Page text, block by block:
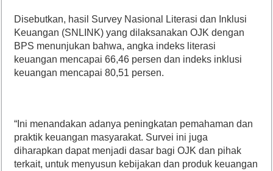
Disebutkan, hasil Survey Nasional Literasi dan Inklusi
Keuangan (SNLINK) yang dilaksanakan OJK dengan
BPS menunjukan bahwa, angka indeks literasi
keuangan mencapai 66,46 persen dan indeks inklusi
keuangan mencapai 80,51 persen.
“Ini menandakan adanya peningkatan pemahaman dan
praktik keuangan masyarakat. Survei ini juga
diharapkan dapat menjadi dasar bagi OJK dan pihak
terkait, untuk menyusun kebijakan dan produk keuangan